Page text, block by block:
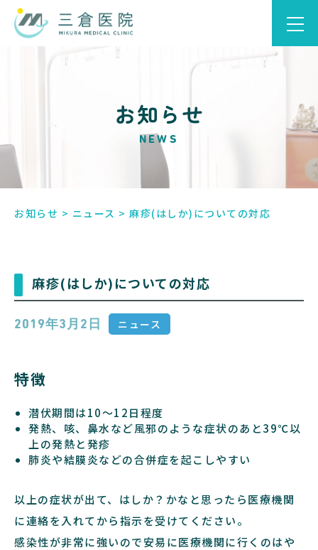
お知らせ
NEWS
お知らせ > ニュース > 麻疹(はしか)についての対応
麻疹(はしか)についての対応
2019年3月2日 ニュース
特徴
潜伏期間は10〜12日程度
発熱、咳、鼻水など風邪のような症状のあと39℃以
上の発熱と発疹
肺炎や結膜炎などの合併症を起こしやすい
以上の症状が出て、はしか？かなと思ったら医療機関
に連絡を入れてから指示を受けてください。
感染性が非常に強いので安易に医療機関に行くのはや